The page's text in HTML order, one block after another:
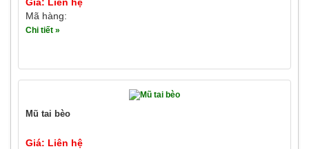
Mã hàng:
Chi tiết »
Mũ tai bèo
Giá: Liên hệ